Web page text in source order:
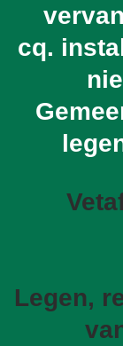
cq.
Legen,